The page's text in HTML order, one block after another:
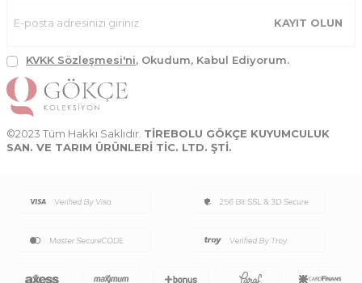
KAYIT OLUN
KVKK Sözleşmesi'ni, Okudum, Kabul Ediyorum.
©2023 Tüm Hakkı Saklıdır. TİREBOLU GÖKÇE KUYUMCULUK
SAN. VE TARIM ÜRÜNLERİ TİC. LTD. ŞTİ.